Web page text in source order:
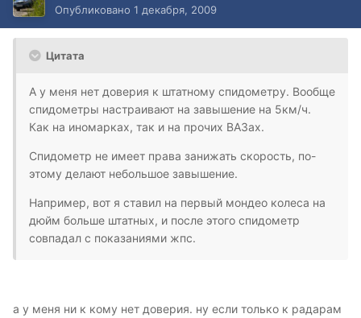
Опубликовано 1 декабря, 2009
Цитата
А у меня нет доверия к штатному спидометру. Вообще
спидометры настраивают на завышение на 5км/ч.
Как на иномарках, так и на прочих ВАЗах.
Спидометр не имеет права занижать скорость, по-
этому делают небольшое завышение.
Например, вот я ставил на первый мондео колеса на
дюйм больше штатных, и после этого спидометр
совпадал с показаниями жпс.
а у меня ни к кому нет доверия. ну если только к радарам